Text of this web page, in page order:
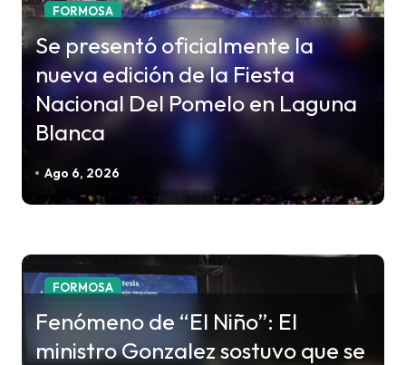
c
i
n
r
a
FORMOSA
Se presentó oficialmente la
nueva edición de la Fiesta
Nacional Del Pomelo en Laguna
Blanca
Ago 6, 2026
FORMOSA
Fenómeno de “El Niño”: El
ministro Gonzalez sostuvo que se